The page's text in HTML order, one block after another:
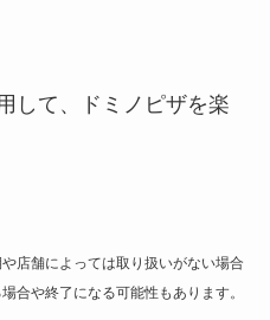
して、ドミノピザを楽
店舗によっては取り扱いがない場合
合や終了になる可能性もあります。